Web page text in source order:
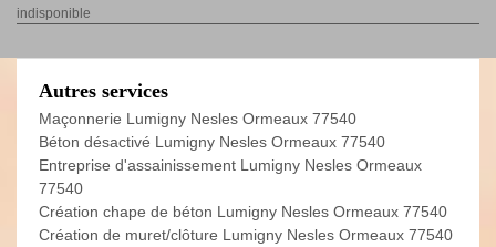
indisponible
Autres services
Maçonnerie Lumigny Nesles Ormeaux 77540
Béton désactivé Lumigny Nesles Ormeaux 77540
Entreprise d'assainissement Lumigny Nesles Ormeaux
77540
Création chape de béton Lumigny Nesles Ormeaux 77540
Création de muret/clôture Lumigny Nesles Ormeaux 77540